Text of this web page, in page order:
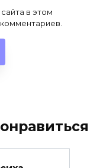
в этом